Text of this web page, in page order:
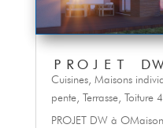
PROJET
Cuisines, Maisons
pente, Terrasse, Toiture
PROJET DW à